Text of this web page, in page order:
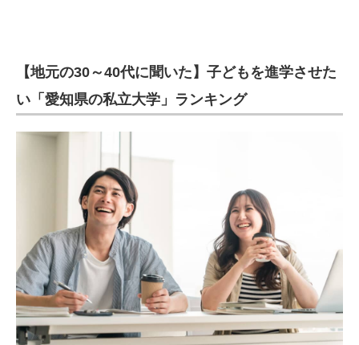
【地元の30～40代に聞いた】子どもを進学させた
い「愛知県の私立大学」ランキング